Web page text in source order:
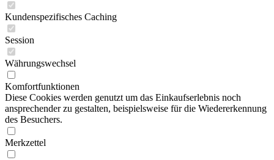
Kundenspezifisches Caching
Session
Währungswechsel
Komfortfunktionen
Diese Cookies werden genutzt um das Einkaufserlebnis noch
ansprechender zu gestalten, beispielsweise für die Wiedererkennung
des Besuchers.
Merkzettel